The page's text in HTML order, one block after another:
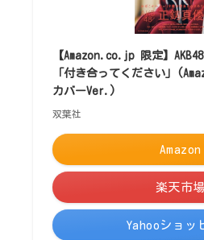
【Amazon.co.jp 限定】
「付き合ってください」
カバーVer.)
双葉社
Amazon
楽天市場
Yahooショッ